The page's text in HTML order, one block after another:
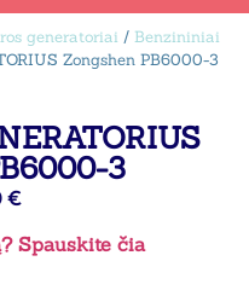
generatoriai / Benzininiai
Zongshen PB6000-3
3
€
Spauskite čia